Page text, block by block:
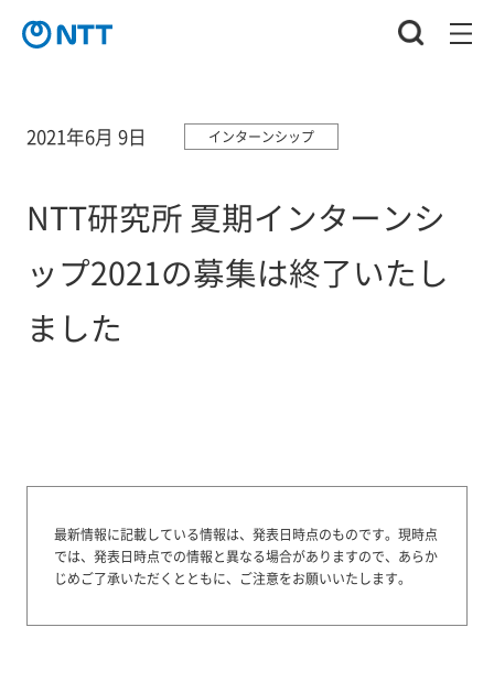
2021年6月 9日 インターンシップ
NTT研究所 夏期インターンシ
ップ2021の募集は終了いたし
ました
最新情報に記載している情報は、発表日時点のものです。 現時点
では、発表日時点での情報と異なる場合がありますので、あらか
じめご了承いただくとともに、ご注意をお願いいたします。